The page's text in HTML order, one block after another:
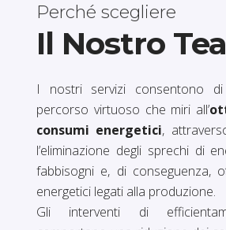
Perché scegliere
Il Nostro
I nostri servizi consentono
percorso virtuoso che miri all’
consumi energetici,
l’eliminazione degli sprechi di
fabbisogni e, di conseguenza,
energetici legati alla produzione.
Gli interventi di